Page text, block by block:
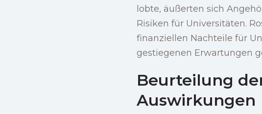
lobte, äußerten sich
Risiken für Universitäten.
finanziellen Nachteile für
gestiegenen Erwartungen
Beurteilung
Auswirkungen